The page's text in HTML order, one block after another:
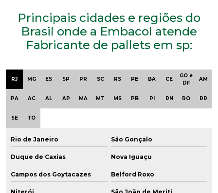
Principais cidades e regiões do
Brasil onde a Embacol atende
Fabricante de pallets em sp:
RJ MG ES SP PR SC RS PE BA CE
GO e
DF
AM
PA AC AL AP MA MT MS PB PI RN RO RR
SE TO
Rio de Janeiro São Gonçalo
Duque de Caxias Nova Iguaçu
Campos dos Goytacazes Belford Roxo